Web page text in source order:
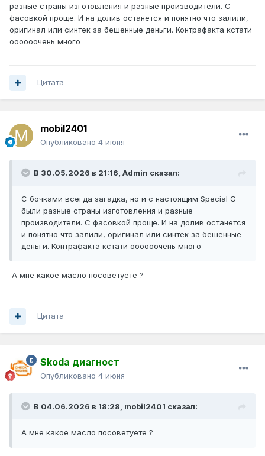
разные страны изготовления и разные производители. С
фасовкой проще. И на долив останется и понятно что залили,
оригинал или синтек за бешенные деньги. Контрафакта кстати
оооооочень много
Цитата
mobil2401
Опубликовано 4 июня
В 30.05.2026 в 21:16, Admin сказал:
С бочками всегда загадка, но и с настоящим Special G
были разные страны изготовления и разные
производители. С фасовкой проще. И на долив останется
и понятно что залили, оригинал или синтек за бешенные
деньги. Контрафакта кстати оооооочень много
А мне какое масло посоветуете ?
Цитата
Skoda диагност
Опубликовано 4 июня
В 04.06.2026 в 18:28, mobil2401 сказал:
А мне какое масло посоветуете ?